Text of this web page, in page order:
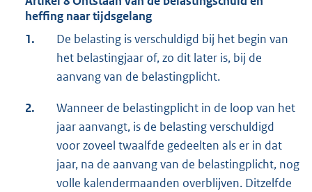
heffing naar tijdsgelang
1.
De belasting is verschuldigd bij het begin van
het belastingjaar of, zo dit later is, bij de
aanvang van de belastingplicht.
2.
Wanneer de belastingplicht in de loop van het
jaar aanvangt, is de belasting verschuldigd
voor zoveel twaalfde gedeelten als er in dat
jaar, na de aanvang van de belastingplicht, nog
volle kalendermaanden overblijven. Ditzelfde